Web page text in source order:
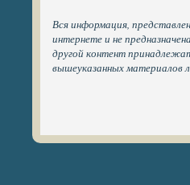
Вся информация,
интернете и не
другой контент
вышеуказанных материалов